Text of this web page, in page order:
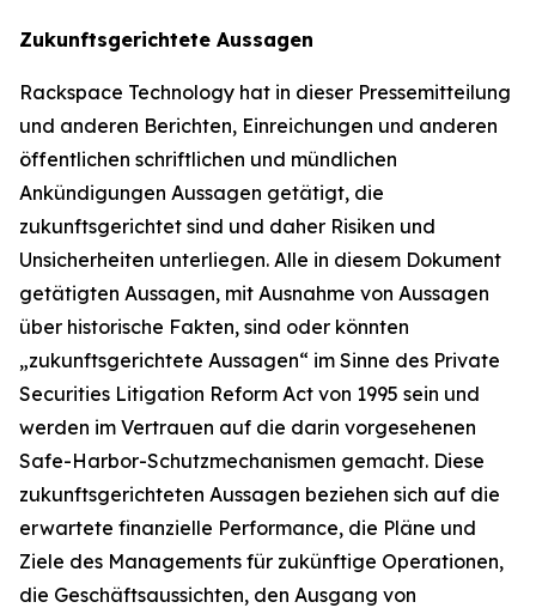
Zukunftsgerichtete Aussagen
Rackspace Technology hat in dieser Pressemitteilung
und anderen Berichten, Einreichungen und anderen
öffentlichen schriftlichen und mündlichen
Ankündigungen Aussagen getätigt, die
zukunftsgerichtet sind und daher Risiken und
Unsicherheiten unterliegen. Alle in diesem Dokument
getätigten Aussagen, mit Ausnahme von Aussagen
über historische Fakten, sind oder könnten
„zukunftsgerichtete Aussagen“ im Sinne des Private
Securities Litigation Reform Act von 1995 sein und
werden im Vertrauen auf die darin vorgesehenen
Safe-Harbor-Schutzmechanismen gemacht. Diese
zukunftsgerichteten Aussagen beziehen sich auf die
erwartete finanzielle Performance, die Pläne und
Ziele des Managements für zukünftige Operationen,
die Geschäftsaussichten, den Ausgang von